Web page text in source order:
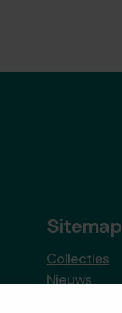
Sitemap
Collecties
Nieuws